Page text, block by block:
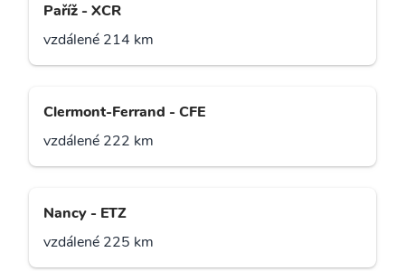
Paříž - XCR
vzdálené 214 km
Clermont-Ferrand - CFE
vzdálené 222 km
Nancy - ETZ
vzdálené 225 km